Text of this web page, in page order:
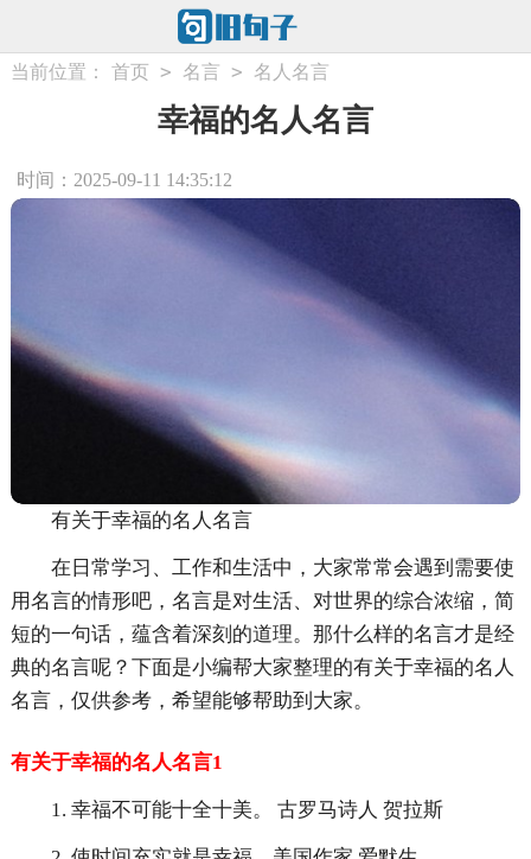
当前位置： 首页 > 名言 > 名人名言
幸福的名人名言
时间：2025-09-11 14:35:12
有关于幸福的名人名言
在日常学习、工作和生活中，大家常常会遇到需要使
用名言的情形吧，名言是对生活、对世界的综合浓缩，简
短的一句话，蕴含着深刻的道理。那什么样的名言才是经
典的名言呢？下面是小编帮大家整理的有关于幸福的名人
名言，仅供参考，希望能够帮助到大家。
有关于幸福的名人名言1
1. 幸福不可能十全十美。 古罗马诗人 贺拉斯